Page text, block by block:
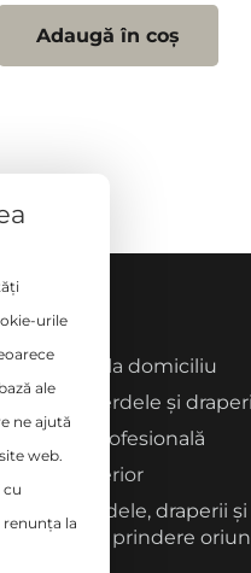
Adaugă în coș
SERVICII
Măsurători la domiciliu
Croitorie perdele și
Curățare profesională
Design interior
Montaj perdele, draperii și
sisteme de prindere
urile
ale
ne ajută
web.
cu
la